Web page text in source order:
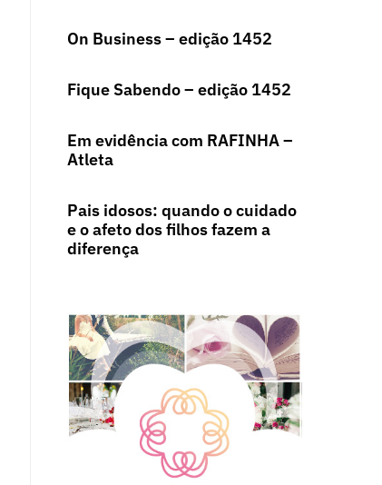
On Business – edição 1452
Fique Sabendo – edição 1452
Em evidência com RAFINHA –
Atleta
Pais idosos: quando o cuidado
e o afeto dos filhos fazem a
diferença